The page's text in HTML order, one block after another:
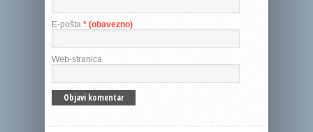
E-pošta * (obavezno)
Web-stranica